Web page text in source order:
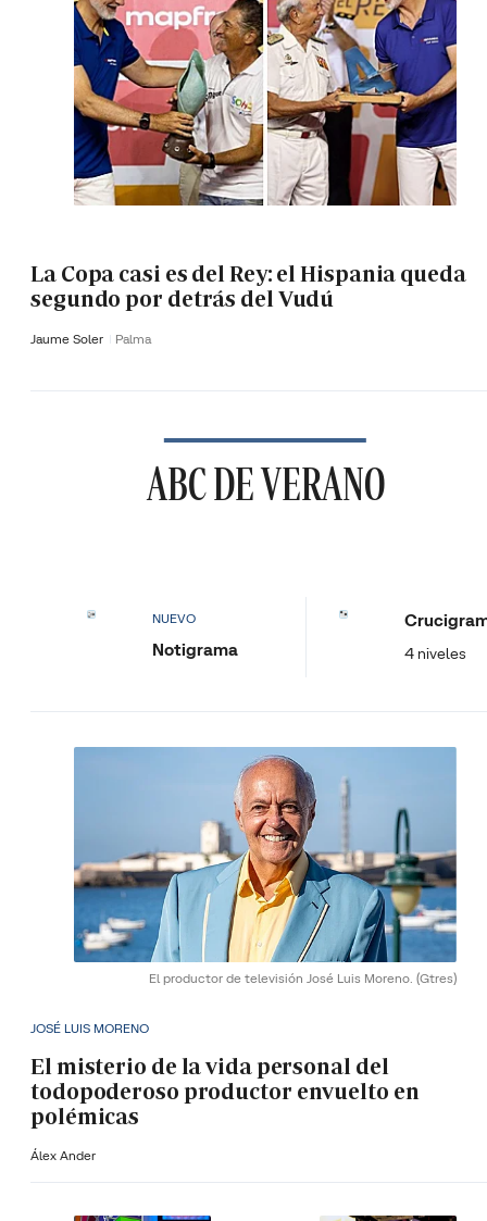
La Copa casi es del Rey: el Hispania queda
segundo por detrás del Vudú
Jaume Soler Palma
ABC DE VERANO
NUEVO
Notigrama 4 niveles
El productor de televisión José Luis Moreno. (Gtres)
JOSÉ LUIS MORENO
El misterio de la vida personal del
todopoderoso productor envuelto en
polémicas
Álex Ander